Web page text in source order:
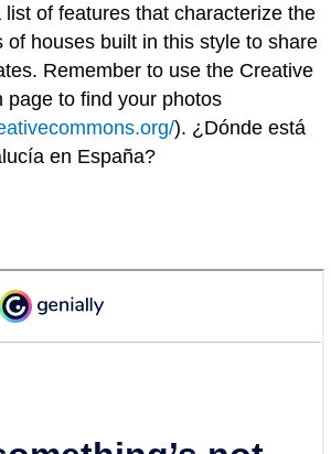
list of features that characterize the
of houses built in this style to share
Remember to use the Creative
page to find your photos
). ¿Dónde está
en España?